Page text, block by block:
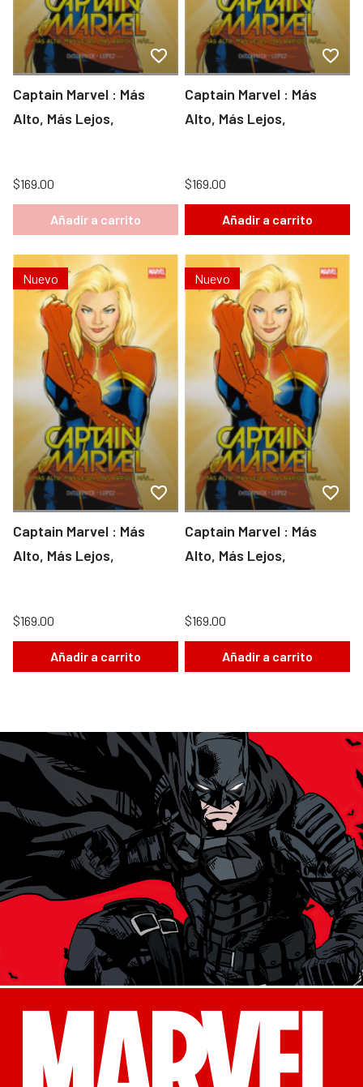
Captain Marvel : Más
Alto, Más Lejos,
$169.00
Añadir a carrito
Captain Marvel : Más
Alto, Más Lejos,
$169.00
Añadir a carrito
Nuevo
Captain Marvel : Más
Alto, Más Lejos,
$169.00
Añadir a carrito
Nuevo
Captain Marvel : Más
Alto, Más Lejos,
$169.00
Añadir a carrito